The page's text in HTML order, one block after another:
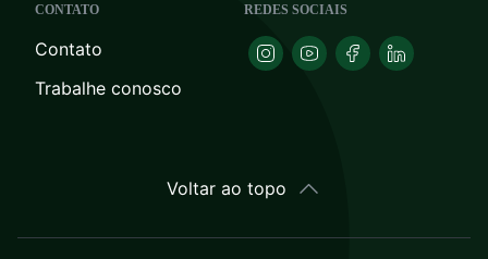
CONTATO
Contato
Trabalhe conosco
REDES SOCIAIS
Voltar ao topo